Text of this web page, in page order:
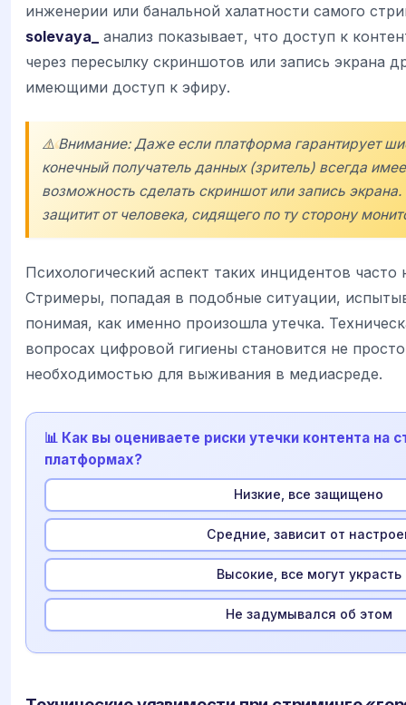
инженерии или банальной халатности самого
solevaya_
анализ показывает, что доступ к
через пересылку скриншотов или запись экрана
имеющими доступ к эфиру.
⚠️ Внимание: Даже если платформа гарантирует
конечный получатель данных (зритель) всегда
возможность сделать скриншот или запись
защитит от человека, сидящего по ту сторону
Психологический аспект таких инцидентов часто
Стримеры, попадая в подобные ситуации,
понимая, как именно произошла утечка.
вопросах цифровой гигиены становится не
необходимостью для выживания в медиасреде.
📊 Как вы оцениваете риски утечки контента на
платформах?
Низкие, все защищено
Средние, зависит от
Высокие, все могут украсть
Не задумывался об этом